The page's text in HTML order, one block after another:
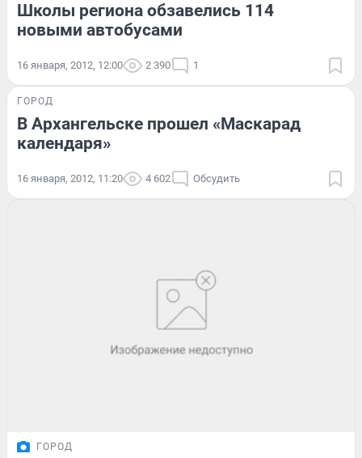
Школы региона обзавелись 114
новыми автобусами
16 января, 2012, 12:00 2 390 1
ГОРОД
В Архангельске прошел «Маскарад
календаря»
16 января, 2012, 11:20 4 602 Обсудить
ГОРОД